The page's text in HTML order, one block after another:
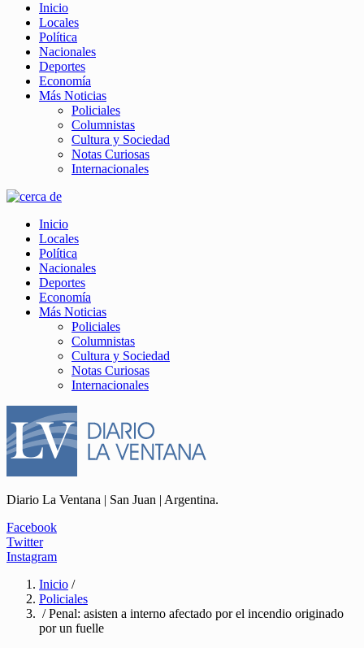
Inicio
Locales
Política
Nacionales
Deportes
Economía
Más Noticias
Policiales
Columnistas
Cultura y Sociedad
Notas Curiosas
Internacionales
Inicio
Locales
Política
Nacionales
Deportes
Economía
Más Noticias
Policiales
Columnistas
Cultura y Sociedad
Notas Curiosas
Internacionales
Diario La Ventana | San Juan | Argentina.
Facebook
Twitter
Instagram
Inicio /
Policiales
/ Penal: asisten a interno afectado por el incendio originado
por un fuelle